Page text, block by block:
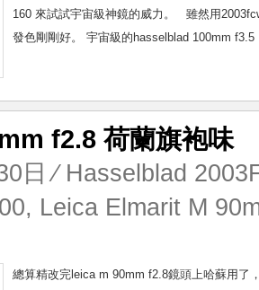
160 來試試宇宙級神鏡的威力。 雖然用
發色剛剛好。 宇宙級的hasselblad 100mm
f2.8 荷蘭旗袍味
日 ⁄ Hasselblad
, Leica Elmarit M
總算精改完leica m 90mm f2.8鏡頭上哈蘇用了